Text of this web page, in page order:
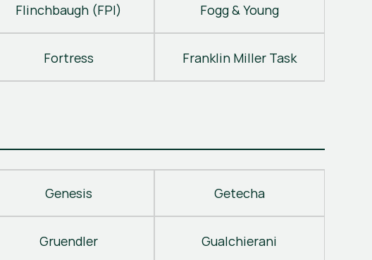
Flinchbaugh (FPI) Fogg & Young
Fortress Franklin Miller Task
Genesis Getecha
Gruendler Gualchierani